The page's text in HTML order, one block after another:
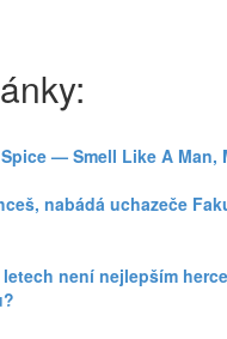
— Smell Like A Man,
nabádá uchazeče
není nejlepším